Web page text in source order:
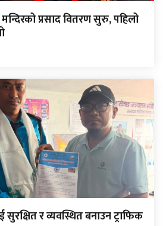
प्रसाद वितरण सुरु, पहिलो
र व्यवस्थित बनाउन ट्राफिक